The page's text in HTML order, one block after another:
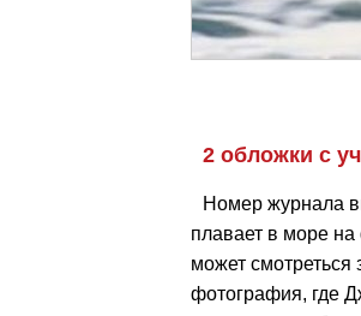
2 обложки с
Номер журнала
плавает в море на
может
фотография, где